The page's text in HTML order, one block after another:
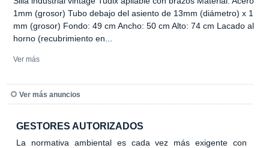
1mm (grosor) Tubo debajo del asiento de 13mm (diámetro) x 1
mm (grosor) Fondo: 49 cm Ancho: 50 cm Alto: 74 cm Lacado al
horno (recubrimiento en...
Ver más
Ver más anuncios
GESTORES AUTORIZADOS
La normativa ambiental es cada vez más exigente con